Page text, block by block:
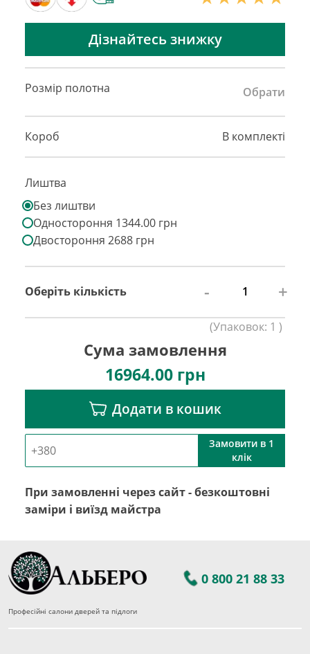
Дізнайтесь знижку
Розмір полотна Обрати
Короб В комплекті
Лиштва
Без лиштви
Одностороння 1344.00 грн
Двостороння 2688 грн
Оберіть кількість - +
(Упаковок: 1 )
Сума замовлення
16964.00грн
Додати в кошик
Замовити в 1
клік
При замовленні через сайт - безкоштовні
заміри і виїзд майстра
0 800 21 88 33
Професійні салони дверей та підлоги